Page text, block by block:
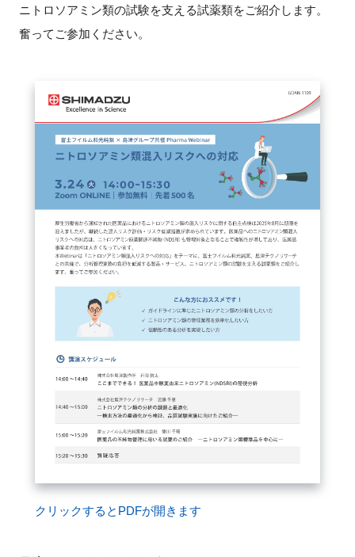
閉じる
ニトロソアミン類の試験を支える試薬類をご紹介します。
奮ってご参加ください。
クリックするとPDFが開きます